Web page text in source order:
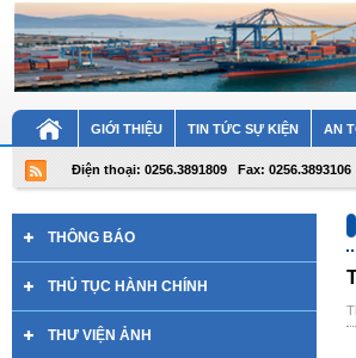
GIỚI THIỆU TIN TỨC SỰ KIỆN AN
Điện thoại: 0256.3891809 Fax: 0256.3893106
THÔNG BÁO
THỦ TỤC HÀNH CHÍNH
THƯ VIỆN ẢNH